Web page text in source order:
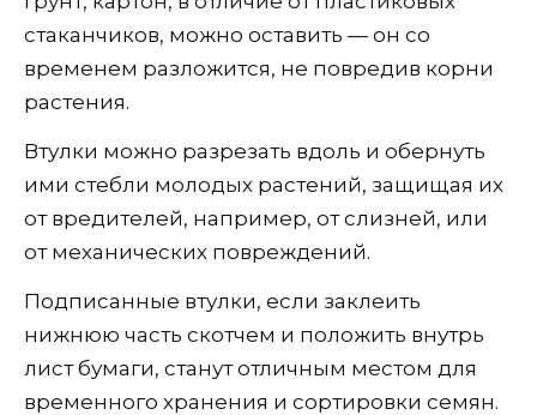
стаканчиков, можно оставить — он со
временем разложится, не повредив корни
растения.
Втулки можно разрезать вдоль и обернуть
ими стебли молодых растений, защищая их
от вредителей, например, от слизней, или
от механических повреждений.
Подписанные втулки, если заклеить
нижнюю часть скотчем и положить внутрь
лист бумаги, станут отличным местом для
временного хранения и сортировки семян.